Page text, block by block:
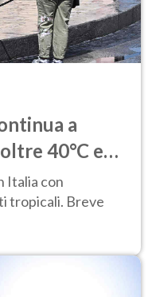
a
40°C e
Italia con
tropicali. Breve